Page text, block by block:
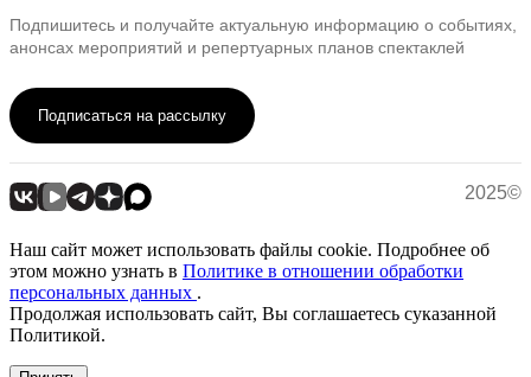
Подпишитесь и получайте актуальную информацию о событиях,
анонсах мероприятий и репертуарных планов спектаклей
Подписаться на рассылку
2025©
Наш сайт может использовать файлы cookie. Подробнее об
этом можно узнать в Политике в отношении обработки
персональных данных .
Продолжая использовать сайт, Вы соглашаетесь суказанной
Политикой.